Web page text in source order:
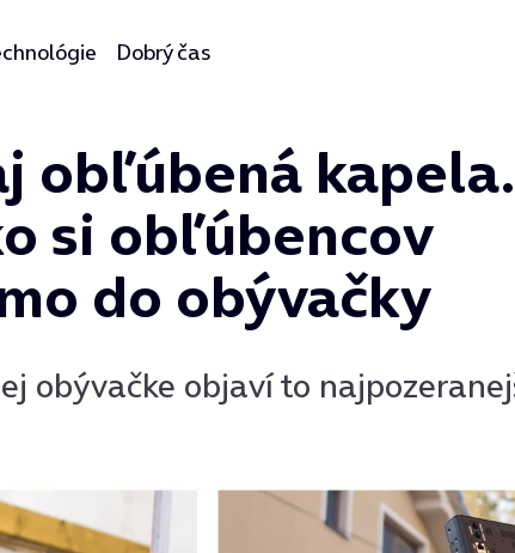
Dobrý čas
obľúbená kapela.
si obľúbencov
do obývačky
obývačke objaví to